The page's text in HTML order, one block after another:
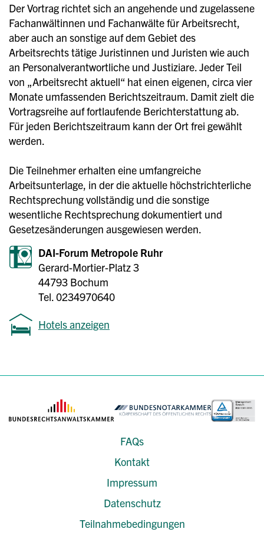
Der Vortrag richtet sich an angehende und zugelassene
Fachanwältinnen und Fachanwälte für Arbeitsrecht,
aber auch an sonstige auf dem Gebiet des
Arbeitsrechts tätige Juristinnen und Juristen wie auch
an Personalverantwortliche und Justiziare. Jeder Teil
von „Arbeitsrecht aktuell“ hat einen eigenen, circa vier
Monate umfassenden Berichtszeitraum. Damit zielt die
Vortragsreihe auf fortlaufende Berichterstattung ab.
Für jeden Berichtszeitraum kann der Ort frei gewählt
werden.
Die Teilnehmer erhalten eine umfangreiche
Arbeitsunterlage, in der die aktuelle höchstrichterliche
Rechtsprechung vollständig und die sonstige
wesentliche Rechtsprechung dokumentiert und
Gesetzesänderungen ausgewiesen werden.
DAI-Forum Metropole Ruhr
Gerard-Mortier-Platz 3
44793 Bochum
Tel. 0234970640
Hotels anzeigen
FAQs
Kontakt
Impressum
Datenschutz
Teilnahmebedingungen